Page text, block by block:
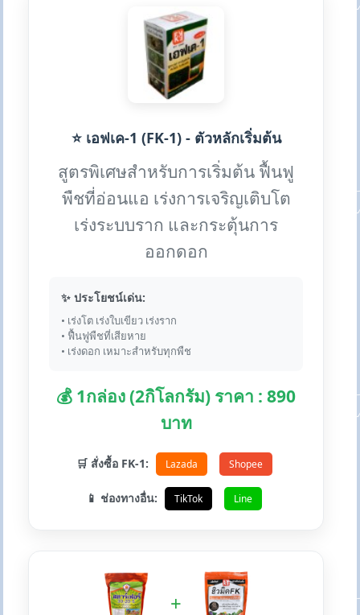
⭐ เอฟเค-1 (FK-1) - ตัวหลักเริ่มต้น
สูตรพิเศษสำหรับการเริ่มต้น ฟื้นฟู
พืชที่อ่อนแอ เร่งการเจริญเติบโต
เร่งระบบราก และกระตุ้นการ
ออกดอก
✨ ประโยชน์เด่น:
• เร่งโต เร่งใบเขียว เร่งราก
• ฟื้นฟูพืชที่เสียหาย
• เร่งดอก เหมาะสำหรับทุกพืช
💰 1กล่อง (2กิโลกรัม) ราคา : 890
บาท
🛒 สั่งซื้อ FK-1: Lazada Shopee
📱 ช่องทางอื่น: TikTok Line
+